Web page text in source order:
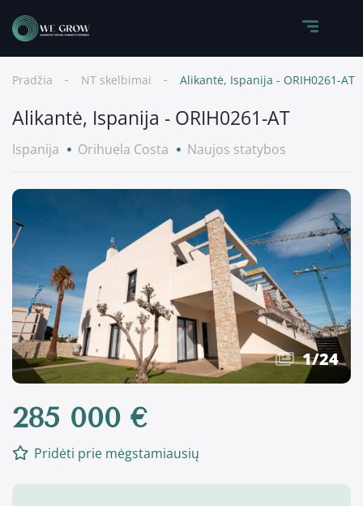
Pradžia NT skelbimai Alikantė, Ispanija - ORIH0261-AT
Alikantė, Ispanija - ORIH0261-AT
Ispanija Orihuela Costa Naujos statybos
1/24
285 000 €
Pridėti prie mėgstamiausių